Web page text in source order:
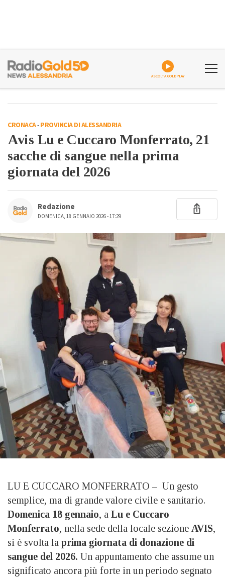
ASCOLTA GOLDPLAY
CRONACA-PROVINCIA DI ALESSANDRIA
Avis Lu e Cuccaro Monferrato, 21
sacche di sangue nella prima
giornata del 2026
Redazione
DOMENICA, 18 GENNAIO 2026 - 17:29
LU E CUCCARO MONFERRATO – Un gesto
semplice, ma di grande valore civile e sanitario.
Domenica 18 gennaio, a Lu e Cuccaro
Monferrato, nella sede della locale sezione AVIS,
si è svolta la prima giornata di donazione di
sangue del 2026. Un appuntamento che assume un
significato ancora più forte in un periodo segnato